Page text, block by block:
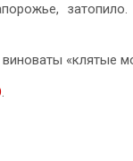
затопило.
«клятые
.